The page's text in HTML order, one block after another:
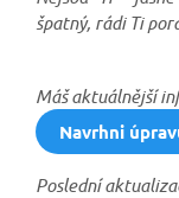
špatný, rádi Ti
Máš aktuálnější
Navrhni
Poslední